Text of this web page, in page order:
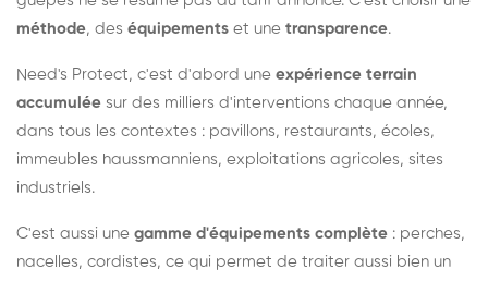
méthode, des équipements et une transparence.
Need's Protect, c'est d'abord une expérience terrain
accumulée sur des milliers d'interventions chaque année,
dans tous les contextes : pavillons, restaurants, écoles,
immeubles haussmanniens, exploitations agricoles, sites
industriels.
C'est aussi une gamme d'équipements complète : perches,
nacelles, cordistes, ce qui permet de traiter aussi bien un